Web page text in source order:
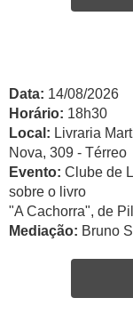
Data: 14/08/2026
Horário: 18h30
Local: Livraria
Nova, 309 - Térreo
Evento: Clube de
sobre o livro
"A Cachorra", de
Mediação: Bruno